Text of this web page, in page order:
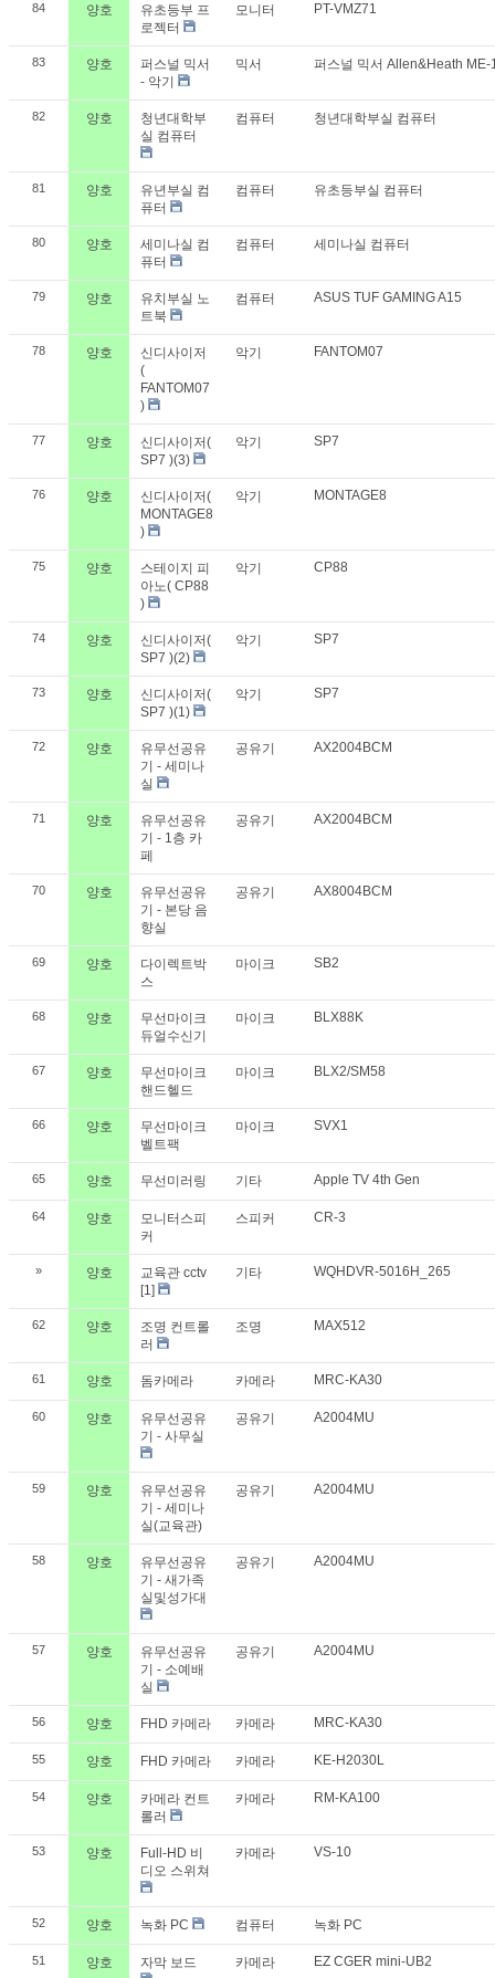
84 양호
유초등부 프
로젝터
모니터 PT-VMZ71
83 양호
퍼스널 믹서
- 악기
믹서 퍼스널 믹서 Allen&Heath
82 양호
청년대학부
실 컴퓨터
컴퓨터 청년대학부실 컴퓨터
81 양호
유년부실 컴
퓨터
컴퓨터 유초등부실 컴퓨터
80 양호
세미나실 컴
퓨터
컴퓨터 세미나실 컴퓨터
79 양호
유치부실 노
트북
컴퓨터 ASUS TUF GAMING A15
78 양호
신디사이저
(
FANTOM07
)
악기 FANTOM07
77 양호
신디사이저(
SP7 )(3)
악기 SP7
76 양호
신디사이저(
MONTAGE8
)
악기 MONTAGE8
75 양호
스테이지 피
아노( CP88
)
악기 CP88
74 양호
신디사이저(
SP7 )(2)
악기 SP7
73 양호
신디사이저(
SP7 )(1)
악기 SP7
72 양호
유무선공유
기 - 세미나
실
공유기 AX2004BCM
71 양호
유무선공유
기 - 1층 카
페
공유기 AX2004BCM
70 양호
유무선공유
기 - 본당 음
향실
공유기 AX8004BCM
69 양호
다이렉트박
스
마이크 SB2
68 양호
무선마이크
듀얼수신기
마이크 BLX88K
67 양호
무선마이크
핸드헬드
마이크 BLX2/SM58
66 양호
무선마이크
벨트팩
마이크 SVX1
65 양호 무선미러링 기타 Apple TV 4th Gen
64 양호
모니터스피
커
스피커 CR-3
» 양호
교육관 cctv
[1]
기타 WQHDVR-5016H_265
62 양호
조명 컨트롤
러
조명 MAX512
61 양호 돔카메라 카메라 MRC-KA30
60 양호
유무선공유
기 - 사무실
공유기 A2004MU
59 양호
유무선공유
기 - 세미나
실(교육관)
공유기 A2004MU
58 양호
유무선공유
기 - 새가족
실및성가대
공유기 A2004MU
57 양호
유무선공유
기 - 소예배
실
공유기 A2004MU
56 양호 FHD 카메라 카메라 MRC-KA30
55 양호 FHD 카메라 카메라 KE-H2030L
54 양호
카메라 컨트
롤러
카메라 RM-KA100
53 양호
Full-HD 비
디오 스위쳐
카메라 VS-10
52 양호 녹화 PC 컴퓨터 녹화 PC
51 양호 자막 보드 카메라 EZ CGER mini-UB2